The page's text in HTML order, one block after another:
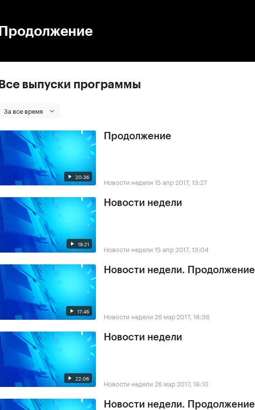
Продолжение
Все выпуски программы
За все время
20:36
Продолжение
Новости недели 15 апр 2017, 13:27
19:21
Новости недели
Новости недели 15 апр 2017, 13:04
17:46
Новости недели. Продолжение
Новости недели 26 мар 2017, 18:36
22:06
Новости недели
Новости недели 26 мар 2017, 18:10
Новости недели. Продолжение